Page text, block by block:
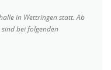
in Wettringen statt. Ab
sind bei folgenden